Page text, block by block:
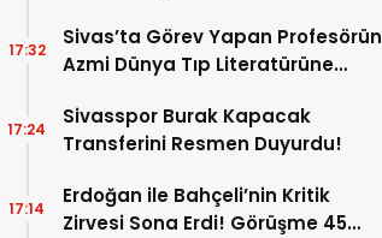
Sivas’ta Görev Yapan Profesörün
Azmi Dünya Tıp Literatürüne
17:32
Sivasspor Burak Kapacak
Transferini Resmen Duyurdu!
17:24
Erdoğan ile Bahçeli’nin Kritik
Zirvesi Sona Erdi! Görüşme 45
17:14